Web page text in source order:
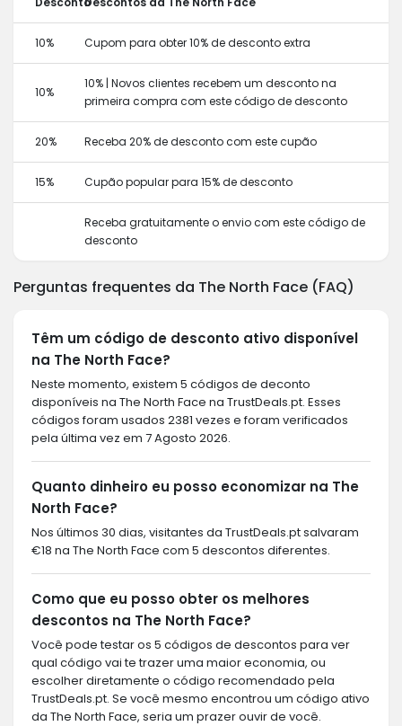
10% Cupom para obter 10% de desconto extra
10%
10% | Novos clientes recebem um desconto na
primeira compra com este código de desconto
20% Receba 20% de desconto com este cupão
15% Cupão popular para 15% de desconto
Receba gratuitamente o envio com este código de
desconto
Perguntas frequentes da The North Face (FAQ)
Têm um código de desconto ativo disponível
na The North Face?
Neste momento, existem 5 códigos de deconto
disponíveis na The North Face na TrustDeals.pt. Esses
códigos foram usados 2381 vezes e foram verificados
pela última vez em 7 Agosto 2026.
Quanto dinheiro eu posso economizar na The
North Face?
Nos últimos 30 dias, visitantes da TrustDeals.pt salvaram
€18 na The North Face com 5 descontos diferentes.
Como que eu posso obter os melhores
descontos na The North Face?
Você pode testar os 5 códigos de descontos para ver
qual código vai te trazer uma maior economia, ou
escolher diretamente o código recomendado pela
TrustDeals.pt. Se você mesmo encontrou um código ativo
da The North Face, seria um prazer ouvir de você.